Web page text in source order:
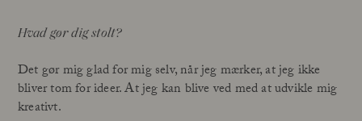
Hvad gør dig stolt?
Det gør mig glad for mig selv, når jeg mærker, at jeg ikke
bliver tom for ideer. At jeg kan blive ved med at udvikle mig
kreativt.